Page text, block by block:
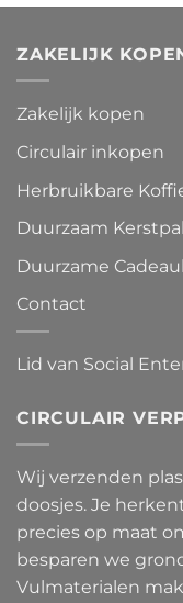
ZAKELIJK
Zakelijk kopen
Circulair inkopen
Herbruikbare
Duurzaam
Duurzame
Contact
Lid van Social
CIRCULAIR
Wij verzenden
doosjes. Je
precies op maat
besparen we
Vulmaterialen